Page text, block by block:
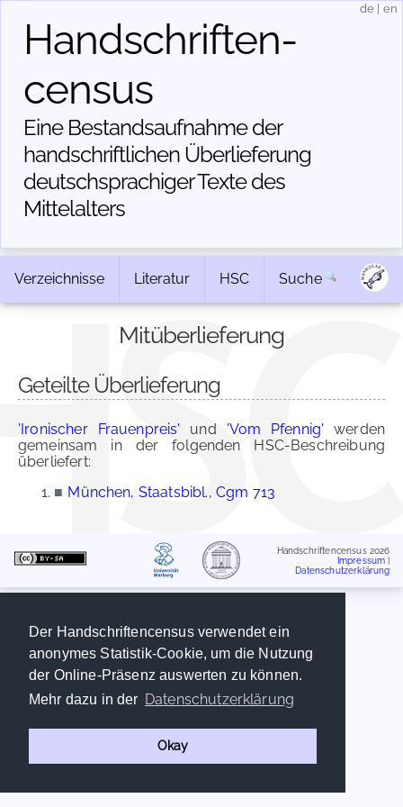
Der Handschriftencensus verwendet ein
anonymes Statistik-Cookie, um die Nutzung
der Online-Präsenz auswerten zu können.
Mehr dazu in der Datenschutzerklärung
Okay
Handschriften­
census
Eine Bestandsaufnahme der
handschriftlichen Über­lieferung
deutschsprachiger Texte des
Mittelalters
de en
Verzeichnisse Literatur HSC Suche
Mitüberlieferung
Geteilte Überlieferung
'Ironischer Frauenpreis' und 'Vom Pfennig' werden
gemeinsam in der folgenden HSC-Beschreibung
überliefert:
■ München, Staatsbibl., Cgm 713
Handschriftencensus 2026
Impressum
Datenschutzerklärung